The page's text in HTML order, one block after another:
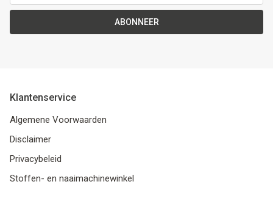
ABONNEER
Klantenservice
Algemene Voorwaarden
Disclaimer
Privacybeleid
Stoffen- en naaimachinewinkel